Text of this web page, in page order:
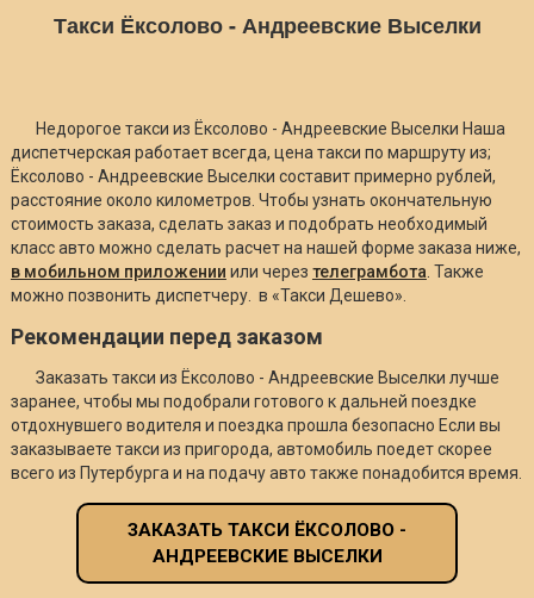
Такси Ёксолово - Андреевские Выселки
Недорогое такси из Ёксолово - Андреевские Выселки Наша
диспетчерская работает всегда, цена такси по маршруту из;
Ёксолово - Андреевские Выселки составит примерно рублей,
расстояние около километров. Чтобы узнать окончательную
стоимость заказа, сделать заказ и подобрать необходимый
класс авто можно сделать расчет на нашей форме заказа ниже,
в мобильном приложении или через телеграмбота . Также
можно позвонить диспетчеру. в «Такси Дешево».
Рекомендации перед заказом
Заказать такси из Ёксолово - Андреевские Выселки лучше
заранее, чтобы мы подобрали готового к дальней поездке
отдохнувшего водителя и поездка прошла безопасно Если вы
заказываете такси из пригорода, автомобиль поедет скорее
всего из Путербурга и на подачу авто также понадобится время.
ЗАКАЗАТЬ ТАКСИ ЁКСОЛОВО -
АНДРЕЕВСКИЕ ВЫСЕЛКИ